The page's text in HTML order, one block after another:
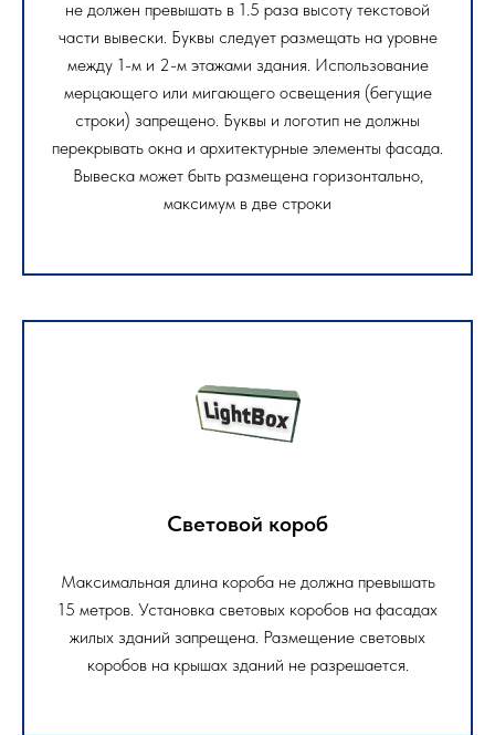
не должен превышать в 1.5 раза высоту текстовой
части вывески. Буквы следует размещать на уровне
между 1-м и 2-м этажами здания. Использование
мерцающего или мигающего освещения (бегущие
строки) запрещено. Буквы и логотип не должны
перекрывать окна и архитектурные элементы фасада.
Вывеска может быть размещена горизонтально,
максимум в две строки
Световой короб
Максимальная длина короба не должна превышать
15 метров. Установка световых коробов на фасадах
жилых зданий запрещена. Размещение световых
коробов на крышах зданий не разрешается.